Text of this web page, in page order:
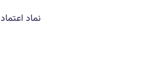
نماد اعتماد